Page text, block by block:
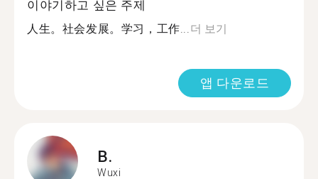
이야기하고 싶은 주제
人生。社会发展。学习，工作...더 보기
앱 다운로드
B.
Wuxi